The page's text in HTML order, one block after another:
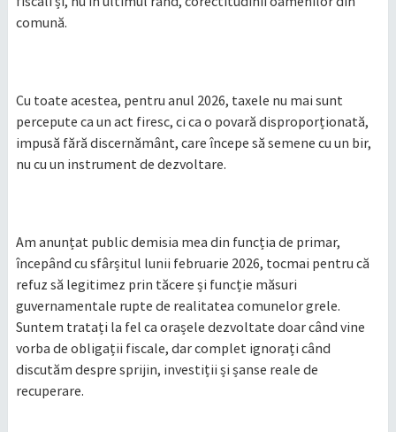
comună.
Cu toate acestea, pentru anul 2026, taxele nu mai sunt
percepute ca un act firesc, ci ca o povară disproporționată,
impusă fără discernământ, care începe să semene cu un bir,
nu cu un instrument de dezvoltare.
Am anunțat public demisia mea din funcția de primar,
începând cu sfârșitul lunii februarie 2026, tocmai pentru că
refuz să legitimez prin tăcere și funcție măsuri
guvernamentale rupte de realitatea comunelor grele.
Suntem tratați la fel ca orașele dezvoltate doar când vine
vorba de obligații fiscale, dar complet ignorați când
discutăm despre sprijin, investiții și șanse reale de
recuperare.